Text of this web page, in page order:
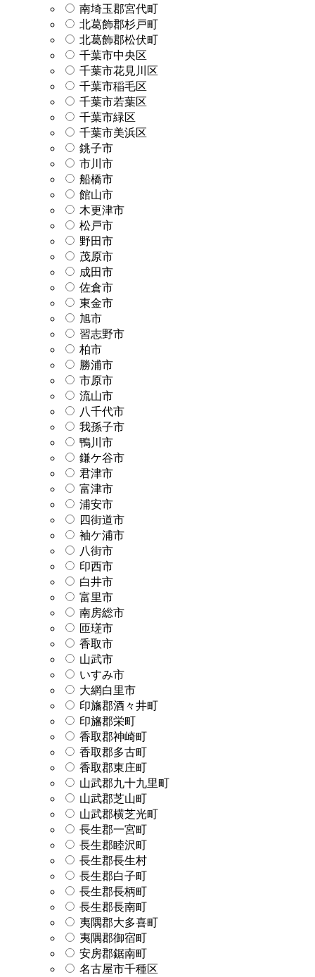
南埼玉郡宮代町
北葛飾郡杉戸町
北葛飾郡松伏町
千葉市中央区
千葉市花見川区
千葉市稲毛区
千葉市若葉区
千葉市緑区
千葉市美浜区
銚子市
市川市
船橋市
館山市
木更津市
松戸市
野田市
茂原市
成田市
佐倉市
東金市
旭市
習志野市
柏市
勝浦市
市原市
流山市
八千代市
我孫子市
鴨川市
鎌ケ谷市
君津市
富津市
浦安市
四街道市
袖ケ浦市
八街市
印西市
白井市
富里市
南房総市
匝瑳市
香取市
山武市
いすみ市
大網白里市
印旛郡酒々井町
印旛郡栄町
香取郡神崎町
香取郡多古町
香取郡東庄町
山武郡九十九里町
山武郡芝山町
山武郡横芝光町
長生郡一宮町
長生郡睦沢町
長生郡長生村
長生郡白子町
長生郡長柄町
長生郡長南町
夷隅郡大多喜町
夷隅郡御宿町
安房郡鋸南町
名古屋市千種区